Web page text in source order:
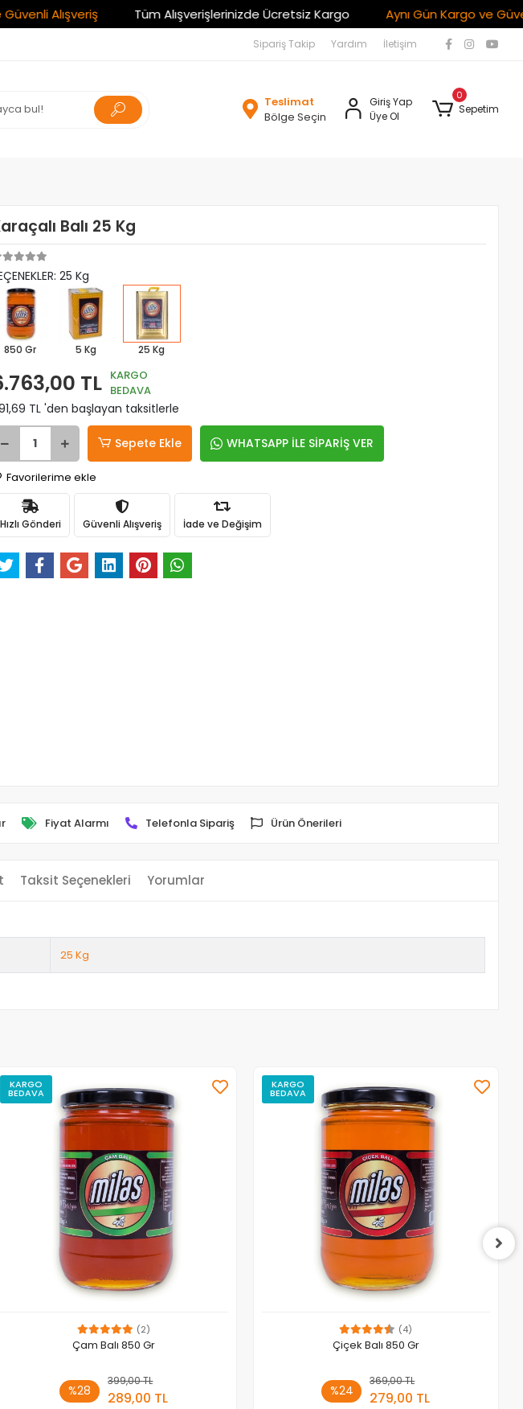
Alışveriş Tüm Alışverişlerinizde Ücretsiz Kargo Aynı Gün Kargo ve Güvenli
Sipariş Takip Yardım İletişim
Teslimat
Bölge Seçin
Giriş Yap
Üye Ol
0
Sepetim
Balı 25 Kg
25 Kg
850 Gr 5 Kg 25 Kg
TL KARGO
BEDAVA
TL 'den başlayan taksitlerle
Sepete Ekle WHATSAPP İLE SİPARİŞ VER
Favorilerime ekle
Hızlı Gönderi Güvenli Alışveriş İade ve Değişim
Fiyat Alarmı Telefonla Sipariş Ürün Önerileri
Taksit Seçenekleri Yorumlar
25 Kg
KARGO
BEDAVA
(2)
Çam Balı 850 Gr
%28
399,00 TL
289,00 TL
Sepete Ekle
KARGO
BEDAVA
(4)
Çiçek Balı 850 Gr
%24
369,00 TL
279,00 TL
Sepete Ekle